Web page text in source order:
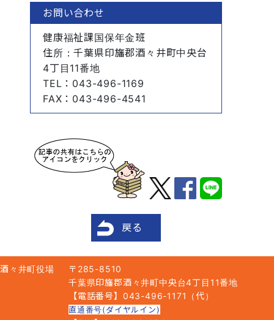
お問い合わせ
健康福祉課国保年金班
住所 ：千葉県印旛郡酒々井町中央台
4丁目11番地
TEL ：043-496-1169
FAX ：043-496-4541
戻る
酒々井町役場
〒285-8510
千葉県印旛郡酒々井町中央台4丁目11番地
【電話番号】043-496-1171（代）
直通番号(ダイヤルイン)